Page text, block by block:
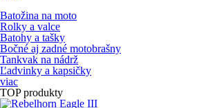
Batožina na moto
Rolky a valce
Batohy a tašky
Bočné aj zadné motobrašny
Tankvak na nádrž
Ľadvinky a kapsičky
viac
TOP produkty